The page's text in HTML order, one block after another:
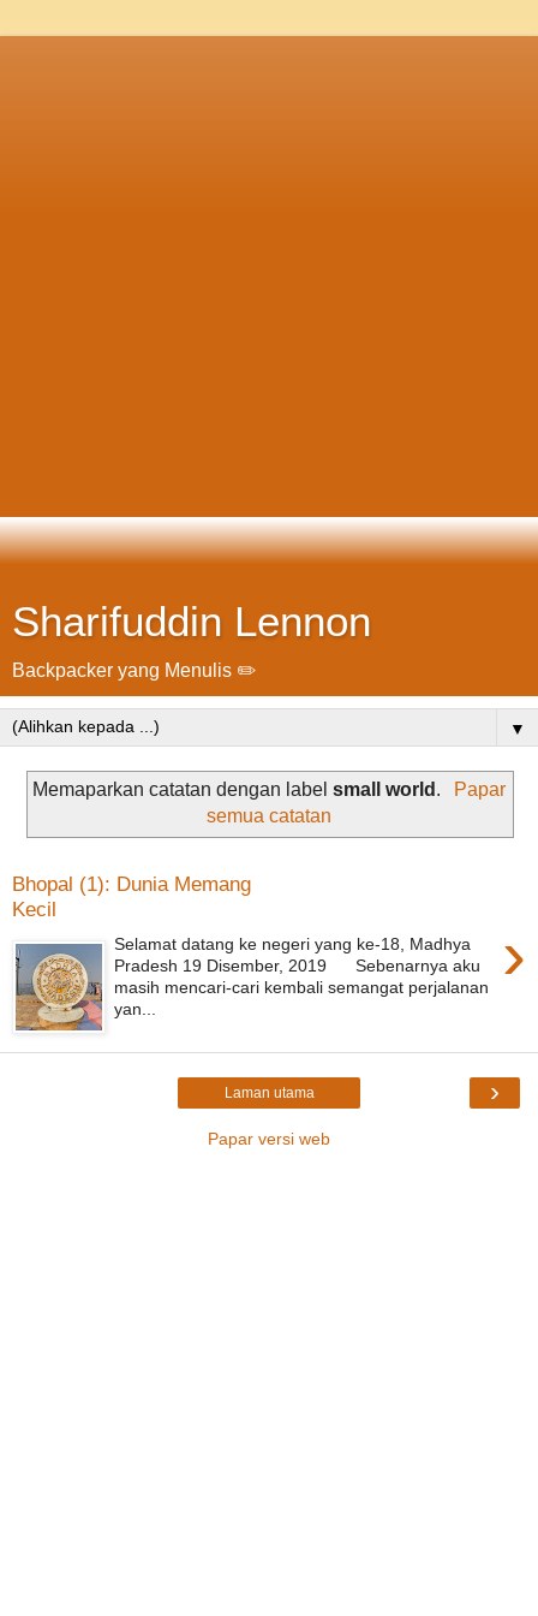
Sharifuddin Lennon
Backpacker yang Menulis ✏️
▼
Memaparkan catatan dengan labelsmall world .
Papar
semua catatan
Bhopal (1): Dunia Memang
Kecil
›
Selamat datang ke negeri yang ke-18, Madhya
Pradesh 19 Disember, 2019 Sebenarnya aku
masih mencari-cari kembali semangat perjalanan
yan...
›
Laman utama
Papar versi web